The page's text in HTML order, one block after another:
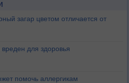
загар цветом отличается от
вреден для здоровья
помочь аллергикам